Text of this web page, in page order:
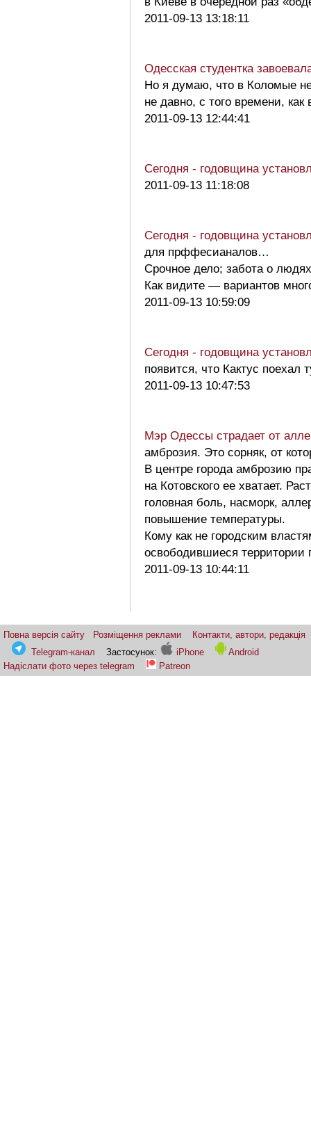
2011-09-13 13:18:11
Одесская студентка
Но я думаю, что в Коломые
не давно, с того времени,
2011-09-13 12:44:41
Сегодня - годовщина
2011-09-13 11:18:08
Сегодня - годовщина
для прффесианалов…
Срочное дело; забота о
Как видите — вариантов
2011-09-13 10:59:09
Сегодня - годовщина
появится, что Кактус
2011-09-13 10:47:53
Мэр Одессы страдает от
амброзия. Это сорняк, от
В центре города амброзию
на Котовского ее хватает.
головная боль, насморк,
повышение температуры.
Кому как не городским
освободившиеся
2011-09-13 10:44:11
Повна версія сайту Розміщення реклами
Контакти, автори, редакція
Telegram-канал
Застосунок: iPhone
Android
Надіслати фото через telegram
Patreon